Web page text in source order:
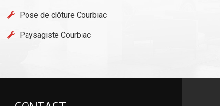
Pose de clôture Courbiac
Paysagiste Courbiac